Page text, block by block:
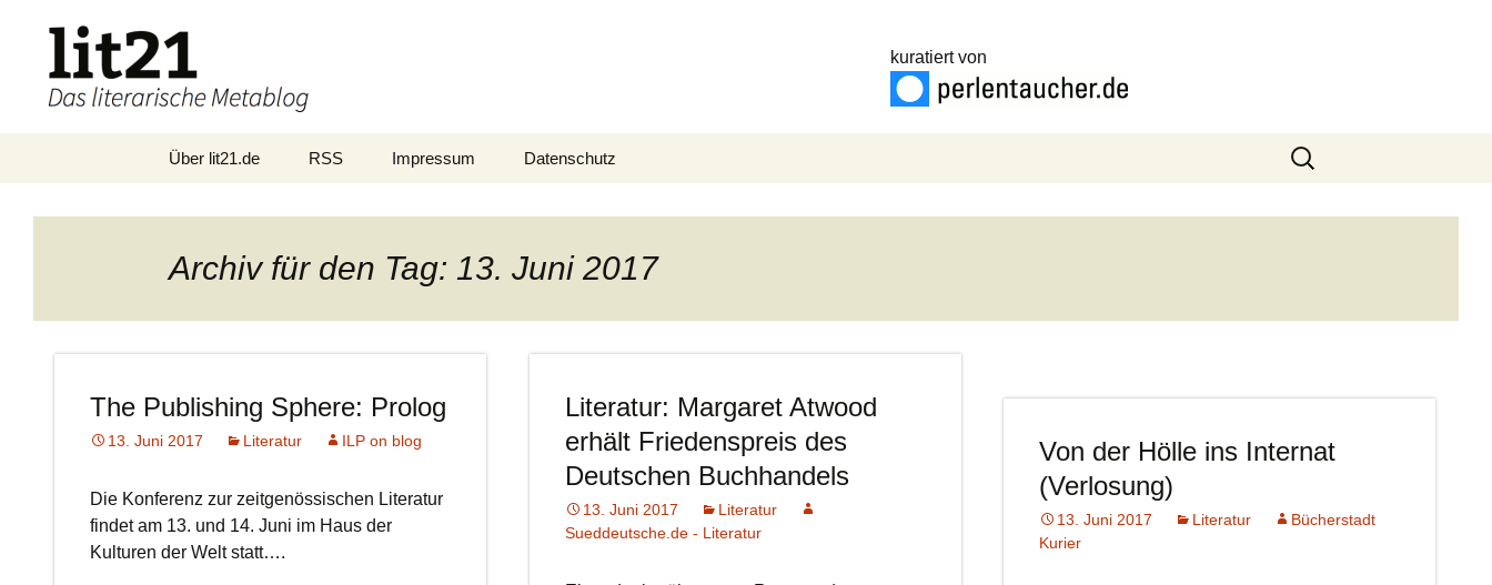
kuratiert von
Zum
Über lit21.de RSS Impressum Datenschutz
Suchen
nach:
Archiv für den Tag: 13. Juni 2017
The Publishing Sphere: Prolog
13. Juni 2017 Literatur ILP on blog
Die Konferenz zur zeitgenössischen Literatur
findet am 13. und 14. Juni im Haus der
Kulturen der Welt statt….
Literatur: Margaret Atwood
erhält Friedenspreis des
Deutschen Buchhandels
13. Juni 2017
Literatur
Sueddeutsche.de - Literatur
Von der Hölle ins Internat
(Verlosung)
13. Juni 2017 Literatur
Bücherstadt
Kurier